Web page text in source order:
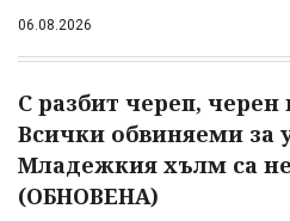
06.08.2026
С разбит череп, черен
Всички обвиняеми за
Младежкия хълм са
(ОБНОВЕНА)